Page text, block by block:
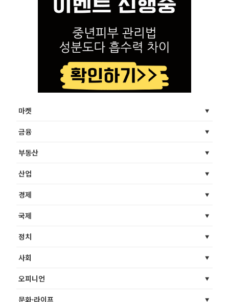
마켓
금융
부동산
산업
경제
국제
정치
사회
오피니언
문화·라이프